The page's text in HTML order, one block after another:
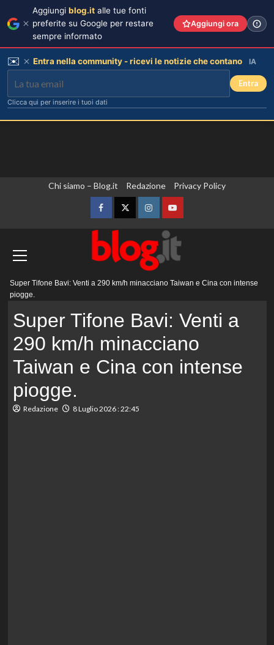
Chi siamo – Blog.it Redazione Privacy Policy
FacebookTwitterInstagramYouTube
principale
Super Tifone Bavi: Venti a 290 km/h minacciano Taiwan e Cina con intense
piogge.
Super Tifone Bavi: Venti a
290 km/h minacciano
Taiwan e Cina con intense
piogge.
Redazione 8 Luglio 2026 : 22:45
Aggiungi blog.it alle tue fonti
preferite su Google per restare
sempre informato
Aggiungi ora
✉️ Entra nella community - ricevi le notizie che contano IA
Entra
Clicca qui per inserire i tuoi dati